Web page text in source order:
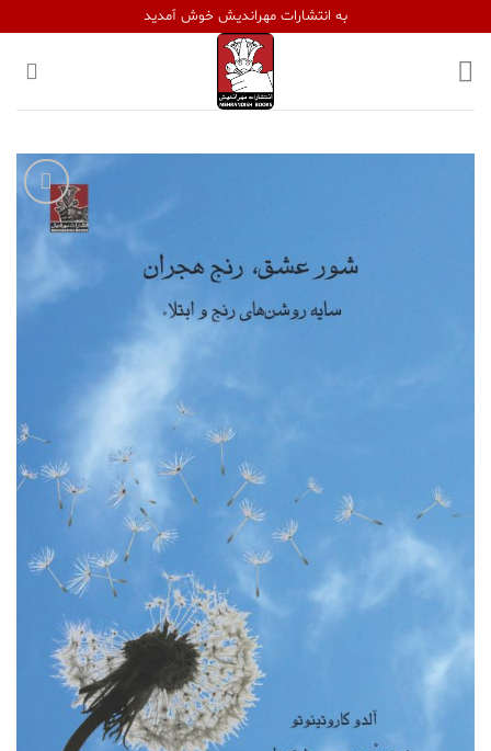
به انتشارات مهراندیش خوش آمدید
افزودن
مندی
ها